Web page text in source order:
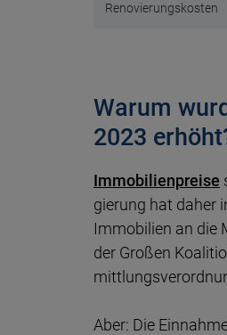
Renovierungskosten
Warum
2023
Immobilienpreise
gie­rung hat daher
Immo­bilien an die
der Großen
Aber: Die